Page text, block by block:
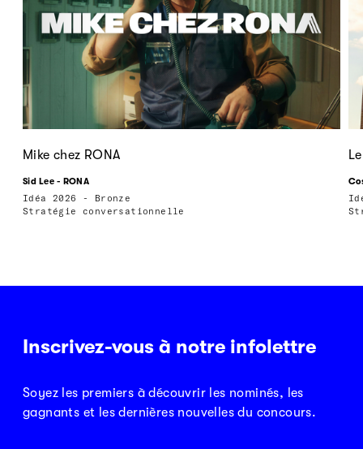
Mike chez RONA
Sid Lee - RONA
Idéa 2026 - Bronze
Stratégie conversationnelle
Inscrivez-vous à notre infolettre
Soyez les premiers à découvrir les nominés, les
gagnants et les dernières nouvelles du concours.